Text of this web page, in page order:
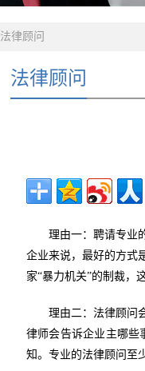
法律顾问
法律顾问
理由一：聘请专业
企业来说，最好的方式
家“暴力机关”的制裁，
理由二：法律顾问
律师会告诉企业主哪些
知。专业的法律顾问至